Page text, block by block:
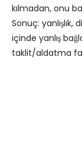
kılmadan, onu
Sonuç: yanlışlık,
içinde yanlış
taklit/aldatma